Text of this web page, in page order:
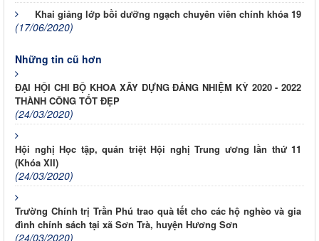
Khai giảng lớp bồi dưỡng ngạch chuyên viên chính khóa 19
(17/06/2020)
Những tin cũ hơn
ĐẠI HỘI CHI BỘ KHOA XÂY DỰNG ĐẢNG NHIỆM KỲ 2020 - 2022
THÀNH CÔNG TỐT ĐẸP
(24/03/2020)
Hội nghị Học tập, quán triệt Hội nghị Trung ương lần thứ 11
(Khóa XII)
(24/03/2020)
Trường Chính trị Trần Phú trao quà tết cho các hộ nghèo và gia
đình chính sách tại xã Sơn Trà, huyện Hương Sơn
(24/03/2020)